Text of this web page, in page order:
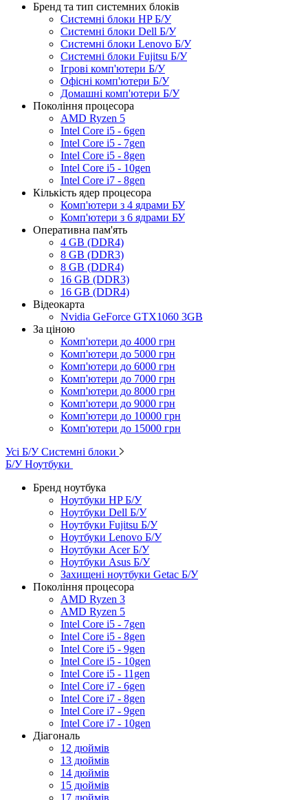
Бренд та тип системних блоків
Системні блоки HP Б/У
Системні блоки Dell Б/У
Системні блоки Lenovo Б/У
Системні блоки Fujitsu Б/У
Ігрові комп'ютери Б/У
Офісні комп'ютери Б/У
Домашні комп'ютери Б/У
Покоління процесора
AMD Ryzen 5
Intel Core i5 - 6gen
Intel Core i5 - 7gen
Intel Core i5 - 8gen
Intel Core i5 - 10gen
Intel Core i7 - 8gen
Кількість ядер процесора
Комп'ютери з 4 ядрами БУ
Комп'ютери з 6 ядрами БУ
Оперативна пам'ять
4 GB (DDR4)
8 GB (DDR3)
8 GB (DDR4)
16 GB (DDR3)
16 GB (DDR4)
Відеокарта
Nvidia GeForce GTX1060 3GB
За ціною
Комп'ютери до 4000 грн
Комп'ютери до 5000 грн
Комп'ютери до 6000 грн
Комп'ютери до 7000 грн
Комп'ютери до 8000 грн
Комп'ютери до 9000 грн
Комп'ютери до 10000 грн
Комп'ютери до 15000 грн
Усі Б/У Системні блоки
Б/У Ноутбуки
Бренд ноутбука
Ноутбуки HP Б/У
Ноутбуки Dell Б/У
Ноутбуки Fujitsu Б/У
Ноутбуки Lenovo Б/У
Ноутбуки Acer Б/У
Ноутбуки Asus Б/У
Захищені ноутбуки Getac Б/У
Покоління процесора
AMD Ryzen 3
AMD Ryzen 5
Intel Core i5 - 7gen
Intel Core i5 - 8gen
Intel Core i5 - 9gen
Intel Core i5 - 10gen
Intel Core i5 - 11gen
Intel Core i7 - 6gen
Intel Core i7 - 8gen
Intel Core i7 - 9gen
Intel Core i7 - 10gen
Діагональ
12 дюймів
13 дюймів
14 дюймів
15 дюймів
17 дюймів